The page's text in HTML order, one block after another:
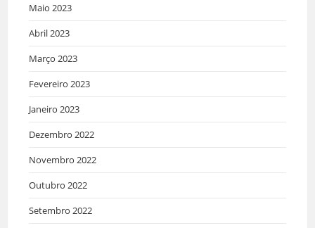
Maio 2023
Abril 2023
Março 2023
Fevereiro 2023
Janeiro 2023
Dezembro 2022
Novembro 2022
Outubro 2022
Setembro 2022